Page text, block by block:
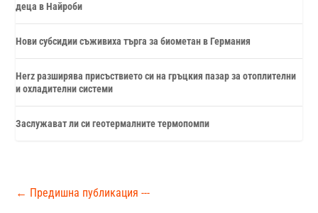
деца в Найроби
Нови субсидии съживиха търга за биометан в Германия
Herz разширява присъствието си на гръцкия пазар за отоплителни
и охладителни системи
Заслужават ли си геотермалните термопомпи
← Предишна публикация ---